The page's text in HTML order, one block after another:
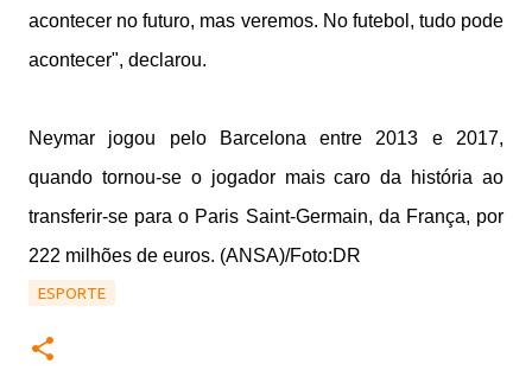
acontecer no futuro, mas veremos. No futebol, tudo pode
acontecer", declarou.
Neymar jogou pelo Barcelona entre 2013 e 2017,
quando tornou-se o jogador mais caro da história ao
transferir-se para o Paris Saint-Germain, da França, por
222 milhões de euros. (ANSA)/Foto:DR
ESPORTE